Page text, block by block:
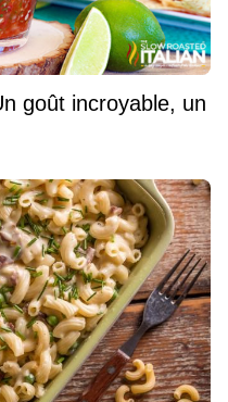
goût incroyable, un